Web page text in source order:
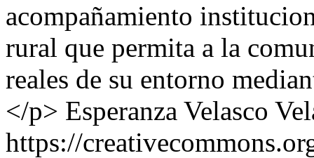
acompañamiento
rural que permita a la
reales de su entorno
</p> Esperanza Velasco
https://